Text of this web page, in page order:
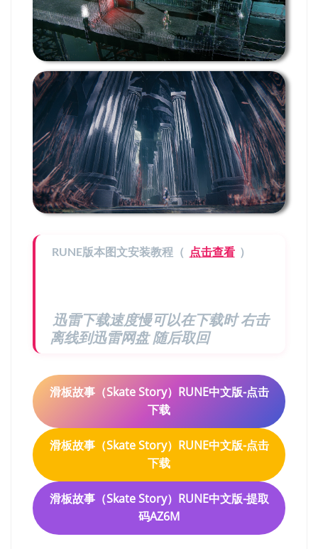
RUNE版本图文安装教程（ 点击查看 ）
迅雷下载速度慢可以在下载时 右击
离线到迅雷网盘 随后取回
滑板故事（Skate Story）RUNE中文版-点击
下载
滑板故事（Skate Story）RUNE中文版-点击
下载
滑板故事（Skate Story）RUNE中文版-提取
码AZ6M